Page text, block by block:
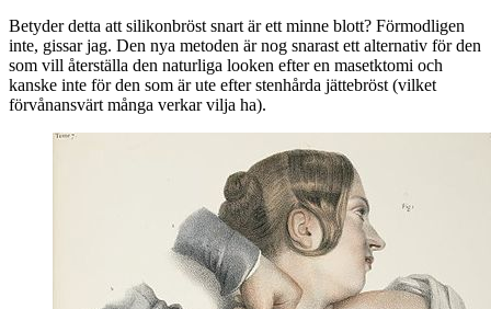
Betyder detta att silikonbröst snart är ett minne blott? Förmodligen
inte, gissar jag. Den nya metoden är nog snarast ett alternativ för den
som vill återställa den naturliga looken efter en masetktomi och
kanske inte för den som är ute efter stenhårda jättebröst (vilket
förvånansvärt många verkar vilja ha).